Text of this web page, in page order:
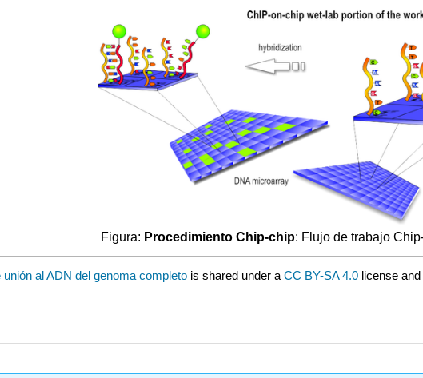
Figura: Procedimiento Chip-chip: Flujo de trabajo
unión al ADN del genoma completo is shared under a CC BY-SA 4.0 license